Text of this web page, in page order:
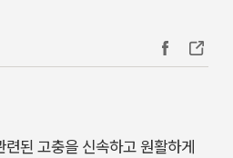
된 고충을 신속하고 원활하게